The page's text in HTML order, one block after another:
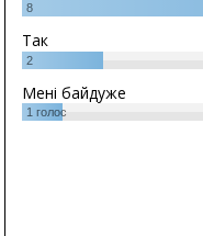
8
Так
2
Мені байдуже
1 голос